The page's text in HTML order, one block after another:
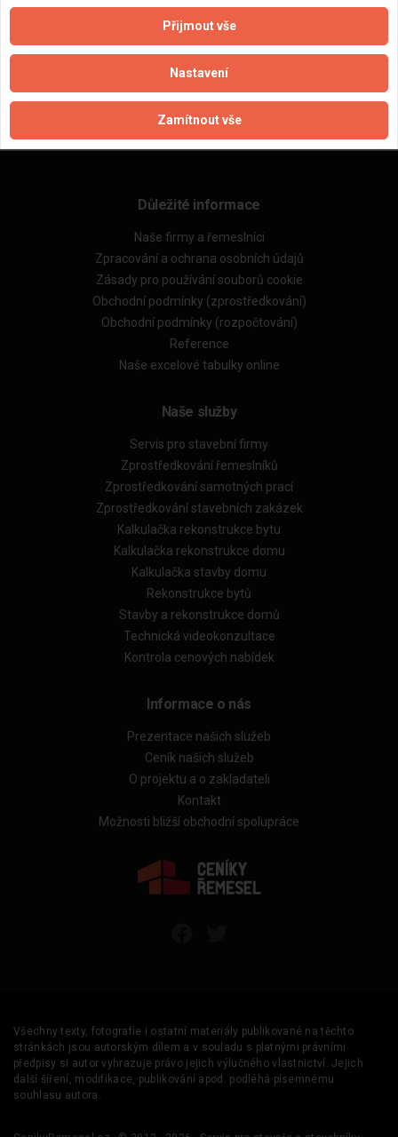
Důležité informace
Naše firmy a řemeslníci
Zpracování a ochrana osobních údajů
Zásady pro používání souborů cookie
Obchodní podmínky (zprostředkování)
Obchodní podmínky (rozpočtování)
Reference
Naše excelové tabulky online
Naše služby
Servis pro stavební firmy
Zprostředkování řemeslníků
Zprostředkování samotných prací
Zprostředkování stavebních zakázek
Kalkulačka rekonstrukce bytu
Kalkulačka rekonstrukce domu
Kalkulačka stavby domu
Rekonstrukce bytů
Stavby a rekonstrukce domů
Technická videokonzultace
Kontrola cenových nabídek
Informace o nás
Prezentace našich služeb
Ceník našich služeb
O projektu a o zakladateli
Kontakt
Možnosti bližší obchodní spolupráce
Všechny texty, fotografie i ostatní materiály publikované na těchto
stránkách jsou autorským dílem a v souladu s platnými právními
předpisy si autor vyhrazuje právo jejich výlučného vlastnictví. Jejich
další šíření, modifikace, publikování apod. podléhá písemnému
souhlasu autora.
Přijmout vše
Nastavení
Zamítnout vše